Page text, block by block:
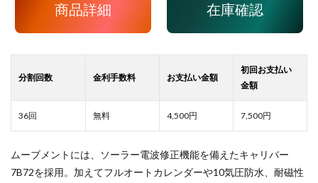
商品詳細 在庫確認
4,500 7,500
ムーブメントには、ソーラー電波修正機能を備えたキャリバー
7B72を採用。加えてフルオートカレンダーや10気圧防水、耐磁性